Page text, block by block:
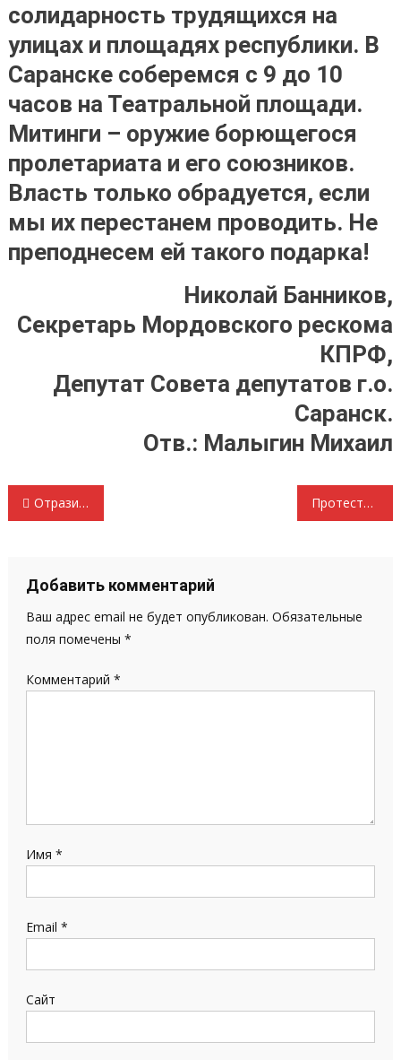
солидарность трудящихся на
улицах и площадях республики. В
Саранске соберемся с 9 до 10
часов на Театральной площади.
Митинги – оружие борющегося
пролетариата и его союзников.
Власть только обрадуется, если
мы их перестанем проводить. Не
преподнесем ей такого подарка!
Николай Банников,
Секретарь Мордовского рескома
КПРФ,
Депутат Совета депутатов г.о.
Саранск.
Отв.: Малыгин Михаил
Навигация
записям
Отразим наступление на социальные права народа Протестовали уверенно и напористо О коммунистах Мордовии в докладе Зюганова
Добавить комментарий
Ваш адрес email не будет опубликован. Обязательные
поля помечены *
Комментарий *
Имя *
Email *
Сайт